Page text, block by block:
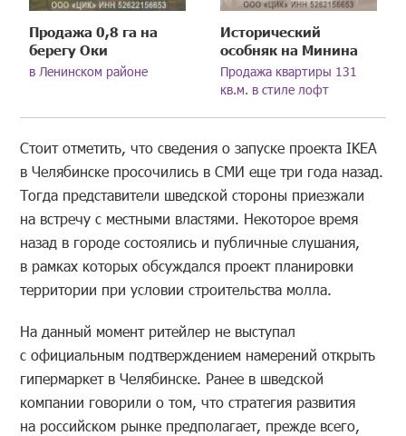
Продажа 0,8 га на
берегу Оки
в Ленинском районе
Исторический
особняк на Минина
Продажа квартиры 131
кв.м. в стиле лофт
Стоит отметить, что сведения о запуске проекта IKEA
в Челябинске просочились в СМИ еще три года назад.
Тогда представители шведской стороны приезжали
на встречу с местными властями. Некоторое время
назад в городе состоялись и публичные слушания,
в рамках которых обсуждался проект планировки
территории при условии строительства молла.
На данный момент ритейлер не выступал
с официальным подтверждением намерений открыть
гипермаркет в Челябинске. Ранее в шведской
компании говорили о том, что стратегия развития
на российском рынке предполагает, прежде всего,